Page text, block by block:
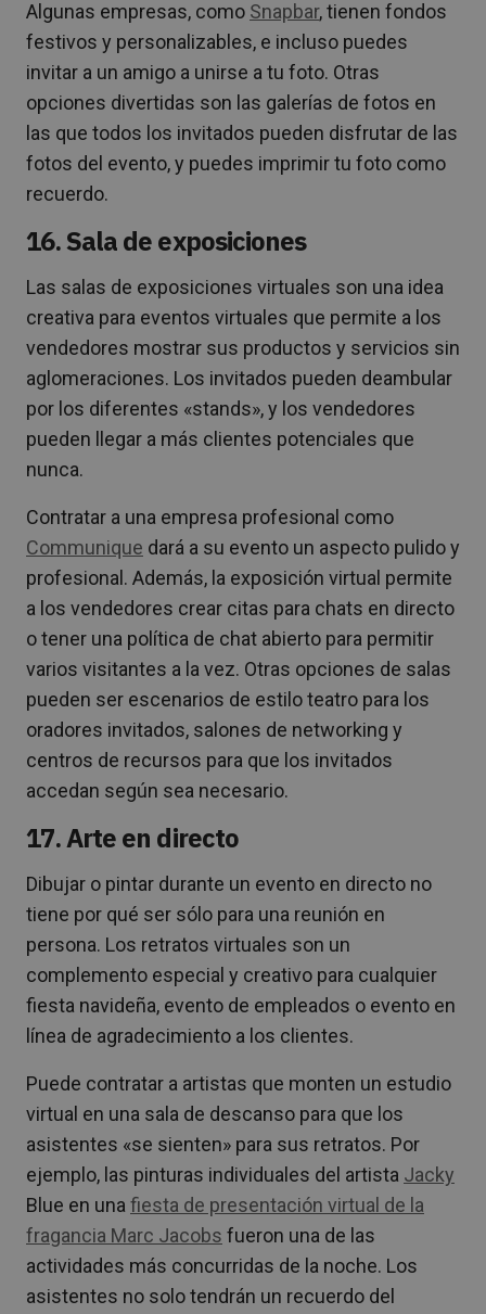
Algunas empresas, como Snapbar, tienen fondos
festivos y personalizables, e incluso puedes
invitar a un amigo a unirse a tu foto. Otras
opciones divertidas son las galerías de fotos en
las que todos los invitados pueden disfrutar de las
fotos del evento, y puedes imprimir tu foto como
recuerdo.
16. Sala de exposiciones
Las salas de exposiciones virtuales son una idea
creativa para eventos virtuales que permite a los
vendedores mostrar sus productos y servicios sin
aglomeraciones. Los invitados pueden deambular
por los diferentes «stands», y los vendedores
pueden llegar a más clientes potenciales que
nunca.
Contratar a una empresa profesional como
Communique dará a su evento un aspecto pulido y
profesional. Además, la exposición virtual permite
a los vendedores crear citas para chats en directo
o tener una política de chat abierto para permitir
varios visitantes a la vez. Otras opciones de salas
pueden ser escenarios de estilo teatro para los
oradores invitados, salones de networking y
centros de recursos para que los invitados
accedan según sea necesario.
17. Arte en directo
Dibujar o pintar durante un evento en directo no
tiene por qué ser sólo para una reunión en
persona. Los retratos virtuales son un
complemento especial y creativo para cualquier
fiesta navideña, evento de empleados o evento en
línea de agradecimiento a los clientes.
Puede contratar a artistas que monten un estudio
virtual en una sala de descanso para que los
asistentes «se sienten» para sus retratos. Por
ejemplo, las pinturas individuales del artista Jacky
Blue en unafiesta de presentación virtual de la
fragancia Marc Jacobs fueron una de las
actividades más concurridas de la noche. Los
asistentes no solo tendrán un recuerdo del